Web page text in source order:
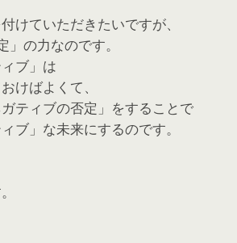
けていただきたいですが、
」の力なのです。
ブ」は
けばよくて、
ティブの否定」をすることで
ブ」な未来にするのです。